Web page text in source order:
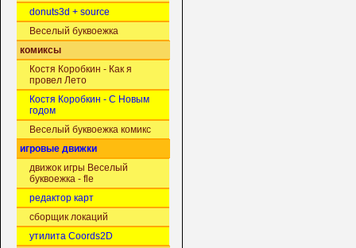
donuts3d + source
Веселый буквоежка
комиксы
Костя Коробкин - Как я
провел Лето
Костя Коробкин - С Новым
годом
Веселый буквоежка комикс
игровые движки
движок игры Веселый
буквоежка - fle
редактор карт
сборщик локаций
утилита Coords2D